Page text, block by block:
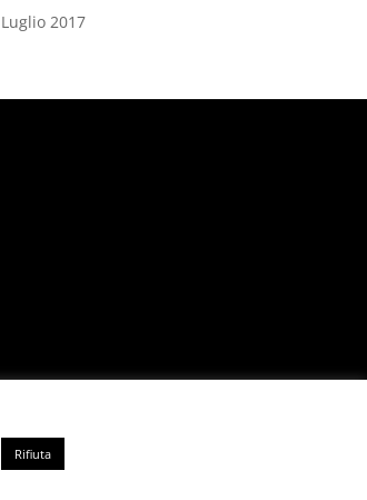
Luglio 2017
Rifiuta